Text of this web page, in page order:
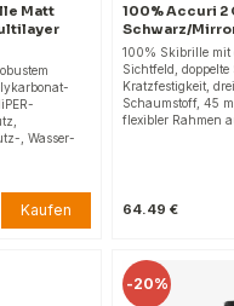
Matt
, Wasser-
Kaufen
100% Accuri 2
Schwarz/
100% Skibrille mit
Sichtfeld, doppelte
Kratzfestigkeit,
Schaumstoff, 45
flexibler Rahmen
64.49 €
-20%